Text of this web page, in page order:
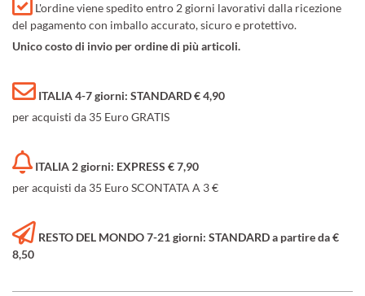
L'ordine viene spedito entro 2 giorni lavorativi dalla ricezione
del pagamento con imballo accurato, sicuro e protettivo.
Unico costo di invio per ordine di più articoli.
ITALIA 4-7 giorni: STANDARD € 4,90
per acquisti da 35 Euro GRATIS
ITALIA 2 giorni: EXPRESS € 7,90
per acquisti da 35 Euro SCONTATA A 3 €
RESTO DEL MONDO 7-21 giorni: STANDARD a partire da €
8,50